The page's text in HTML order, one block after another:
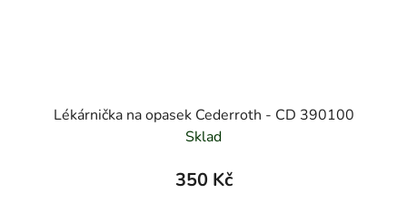
Lékárnička na opasek Cederroth - CD 390100
Sklad
350 Kč